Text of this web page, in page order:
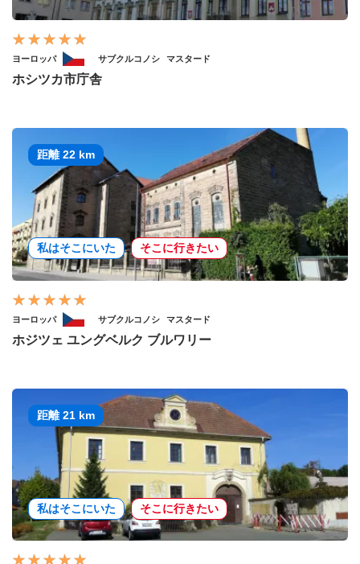
ヨーロッパ サブクルコノシ マスタード
ホシツカ市庁舎
距離 22 km
私はそこにいた そこに行きたい
ヨーロッパ サブクルコノシ マスタード
ホジツェ ユングベルク ブルワリー
距離 21 km
私はそこにいた そこに行きたい